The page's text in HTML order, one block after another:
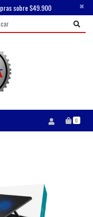
sobre $49.900 ×
0